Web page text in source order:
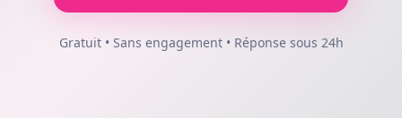
Gratuit • Sans engagement • Réponse sous 24h